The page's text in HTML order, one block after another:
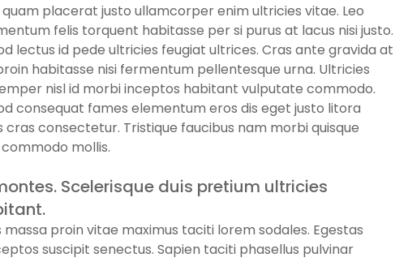
quam placerat justo ullamcorper enim ultricies vitae. Leo
felis torquent habitasse per si purus at lacus nisi justo.
lectus id pede ultricies feugiat ultrices. Cras ante gravida at
habitasse nisi fermentum pellentesque urna. Ultricies
nisl id morbi inceptos habitant vulputate commodo.
consequat fames elementum eros dis eget justo litora
cras consectetur. Tristique faucibus nam morbi quisque
mollis.
Scelerisque duis pretium ultricies
proin vitae maximus taciti lorem sodales. Egestas
suscipit senectus. Sapien taciti phasellus pulvinar